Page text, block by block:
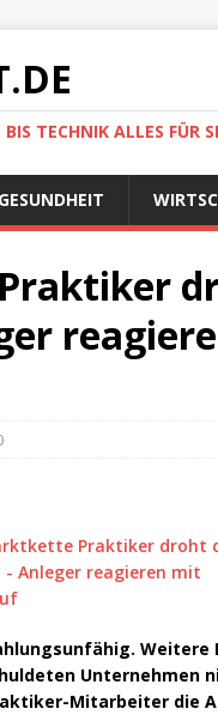
TECHNIK ALLES FÜR
GESUNDHEIT
Weitere
Unternehmen
Mitarbeiter die